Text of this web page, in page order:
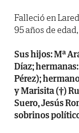
Falleció en
95 años de
Sus hijos: Mª
Díaz;
Pérez);
y Marisita (†)
Suero, Jesús
sobrinos